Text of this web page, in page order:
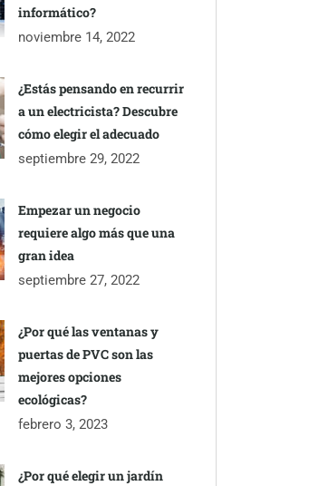
informático?
noviembre 14, 2022
¿Estás pensando en recurrir
a un electricista? Descubre
cómo elegir el adecuado
septiembre 29, 2022
Empezar un negocio
requiere algo más que una
gran idea
septiembre 27, 2022
¿Por qué las ventanas y
puertas de PVC son las
mejores opciones
ecológicas?
febrero 3, 2023
¿Por qué elegir un jardín